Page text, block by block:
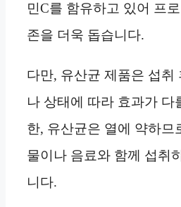
민C를 함유하고 있어 프
존을 더욱 돕습니다.
다만, 유산균 제품은 섭취
나 상태에 따라 효과가 다
한, 유산균은 열에 약하므
물이나 음료와 함께 섭취
니다.